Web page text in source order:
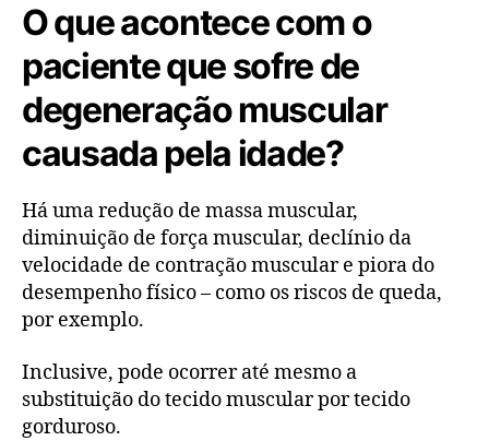
O que acontece com o
paciente que sofre de
degeneração muscular
causada pela idade?
Há uma redução de massa muscular,
diminuição de força muscular, declínio da
velocidade de contração muscular e piora do
desempenho físico – como os riscos de queda,
por exemplo.
Inclusive, pode ocorrer até mesmo a
substituição do tecido muscular por tecido
gorduroso.